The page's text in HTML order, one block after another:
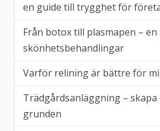
en guide till trygghet för
Från botox till plasmapen –
skönhetsbehandlingar
Varför relining är bättre för
Trädgårdsanläggning –
grunden